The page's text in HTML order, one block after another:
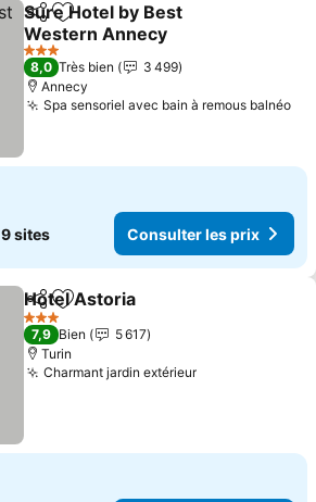
PartagerAjouter à mes favoris
Sure Hotel by Best
Western Annecy
3 Étoiles
8,0 Très bien
3 499
Annecy
Spa sensoriel avec bain à remous balnéo
9 sites Consulter les prix
PartagerAjouter à mes favoris
Hotel Astoria
3 Étoiles
7,9 Bien
5 617
Turin
Charmant jardin extérieur